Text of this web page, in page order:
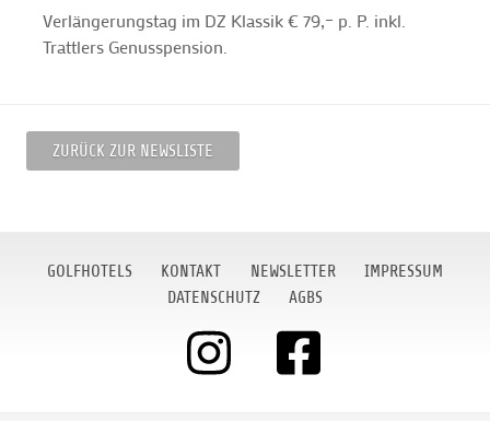
Verlängerungstag im DZ Klassik € 79,– p. P. inkl.
Trattlers Genusspension.
ZURÜCK ZUR NEWSLISTE
GOLFHOTELS KONTAKT NEWSLETTER
IMPRESSUM
DATENSCHUTZ
AGBS